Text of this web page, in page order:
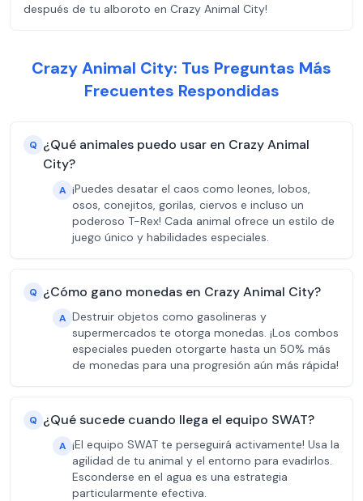
después de tu alboroto en Crazy Animal City!
Crazy Animal City: Tus Preguntas Más
Frecuentes Respondidas
Q ¿Qué animales puedo usar en Crazy Animal
City?
A ¡Puedes desatar el caos como leones, lobos,
osos, conejitos, gorilas, ciervos e incluso un
poderoso T-Rex! Cada animal ofrece un estilo de
juego único y habilidades especiales.
Q ¿Cómo gano monedas en Crazy Animal City?
A Destruir objetos como gasolineras y
supermercados te otorga monedas. ¡Los combos
especiales pueden otorgarte hasta un 50% más
de monedas para una progresión aún más rápida!
Q ¿Qué sucede cuando llega el equipo SWAT?
A ¡El equipo SWAT te perseguirá activamente! Usa la
agilidad de tu animal y el entorno para evadirlos.
Esconderse en el agua es una estrategia
particularmente efectiva.